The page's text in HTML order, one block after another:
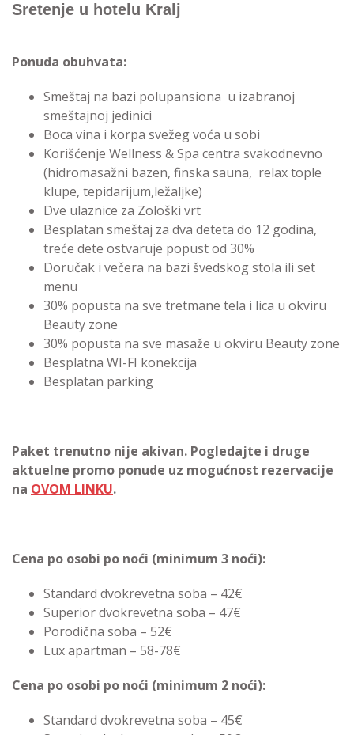
Sretenje u hotelu Kralj
Ponuda obuhvata:
Smeštaj na bazi polupansiona u izabranoj
smeštajnoj jedinici
Boca vina i korpa svežeg voća u sobi
Korišćenje Wellness & Spa centra svakodnevno
(hidromasažni bazen, finska sauna, relax tople
klupe, tepidarijum,ležaljke)
Dve ulaznice za Zološki vrt
Besplatan smeštaj za dva deteta do 12 godina,
treće dete ostvaruje popust od 30%
Doručak i večera na bazi švedskog stola ili set
menu
30% popusta na sve tretmane tela i lica u okviru
Beauty zone
30% popusta na sve masaže u okviru Beauty zone
Besplatna WI-FI konekcija
Besplatan parking
Paket trenutno nije akivan. Pogledajte i druge
aktuelne promo ponude uz mogućnost rezervacije
na OVOM LINKU.
Cena po osobi po noći (minimum 3 noći):
Standard dvokrevetna soba – 42€
Superior dvokrevetna soba – 47€
Porodična soba – 52€
Lux apartman – 58-78€
Cena po osobi po noći (minimum 2 noći):
Standard dvokrevetna soba – 45€